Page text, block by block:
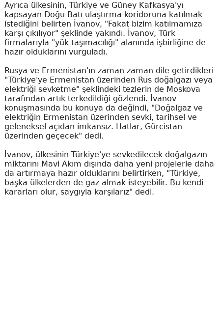
Ayrıca ülkesinin, Türkiye ve Güney Kafkasya'yı
kapsayan Doğu-Batı ulaştırma koridoruna katılmak
istediğini belirten İvanov, "Fakat bizim katılmamıza
karşı çıkılıyor" şeklinde yakındı. İvanov, Türk
firmalarıyla "yük taşımacılığı" alanında işbirliğine de
hazır olduklarını vurguladı.
Rusya ve Ermenistan'ın zaman zaman dile getirdikleri
"Türkiye'ye Ermenistan üzerinden Rus doğalgazı veya
elektriği sevketme" şeklindeki tezlerin de Moskova
tarafından artık terkedildiği gözlendi. İvanov
konuşmasında bu konuya da değindi, "Doğalgaz ve
elektriğin Ermenistan üzerinden sevki, tarihsel ve
geleneksel açıdan imkansız. Hatlar, Gürcistan
üzerinden geçecek" dedi.
İvanov, ülkesinin Türkiye'ye sevkedilecek doğalgazın
miktarını Mavi Akım dışında daha yeni projelerle daha
da artırmaya hazır olduklarını belirtirken, "Türkiye,
başka ülkelerden de gaz almak isteyebilir. Bu kendi
kararları olur, saygıyla karşılarız" dedi.